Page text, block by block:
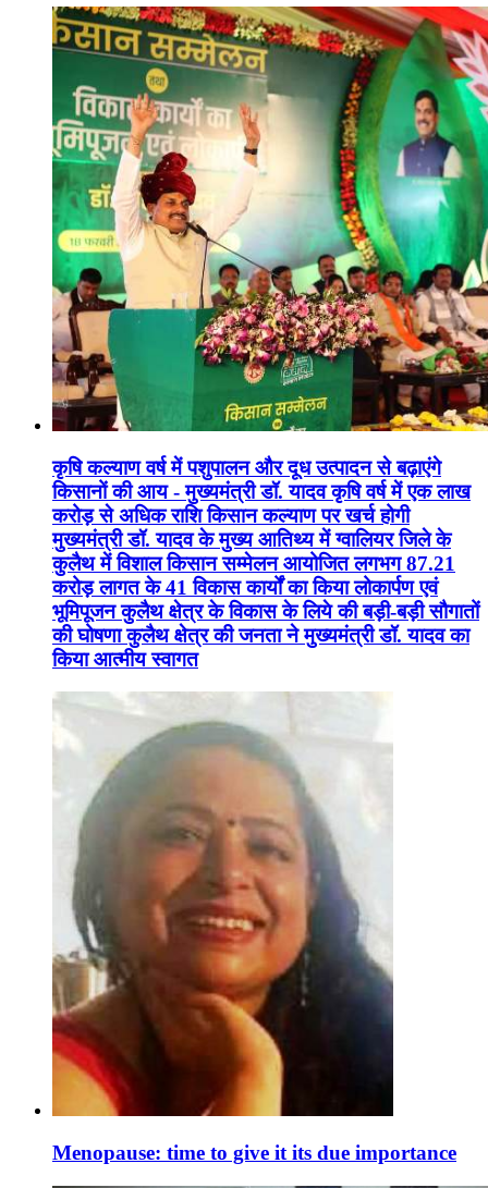
कृषि कल्याण वर्ष में पशुपालन और दूध उत्पादन से बढ़ाएंगे
किसानों की आय - मुख्यमंत्री डॉ. यादव कृषि वर्ष में एक लाख
करोड़ से अधिक राशि किसान कल्याण पर खर्च होगी
मुख्यमंत्री डॉ. यादव के मुख्य आतिथ्य में ग्वालियर जिले के
कुलैथ में विशाल किसान सम्मेलन आयोजित लगभग 87.21
करोड़ लागत के 41 विकास कार्यों का किया लोकार्पण एवं
भूमिपूजन कुलैथ क्षेत्र के विकास के लिये की बड़ी-बड़ी सौगातों
की घोषणा कुलैथ क्षेत्र की जनता ने मुख्यमंत्री डॉ. यादव का
किया आत्मीय स्वागत
Menopause: time to give it its due importance